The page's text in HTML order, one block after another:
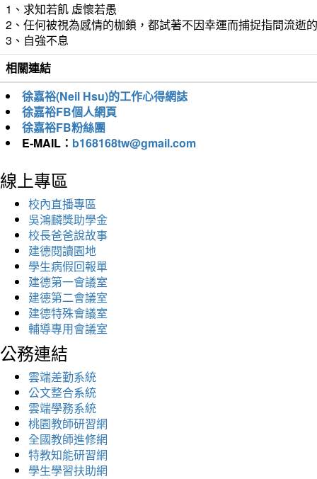
1、求知若飢 虛懷若愚
2、任何被視為感情的枷鎖，都試著不因幸運而捕捉指間流逝
3、自強不息
相關連結
徐嘉裕(Neil Hsu)的工作心得網誌
徐嘉裕FB個人網頁
徐嘉裕FB粉絲團
E-MAIL： b168168tw@gmail.com
線上專區
校內直播專區
吳鴻麟獎助學金
校長爸爸說故事
建德閱讀園地
學生病假回報單
建德第一會議室
建德第二會議室
建德特殊會議室
輔導專用會議室
公務連結
雲端差勤系統
公文整合系統
雲端學務系統
桃園教師研習網
全國教師進修網
特教知能研習網
學生學習扶助網